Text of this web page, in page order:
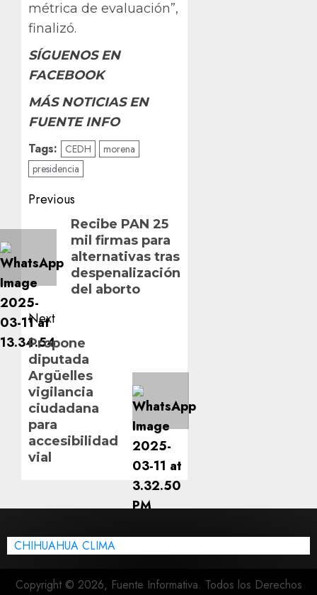
métrica de evaluación”,
finalizó.
SÍGUENOS EN
FACEBOOK
MÁS NOTICIAS EN
FUENTE INFO
Tags: CEDH
morena
presidencia
Post
navigation
Previous
PreviousRecibe PAN 25
mil firmas para
alternativas tras
despenalización
del aborto
Next
Next
post:
Propone
diputada
Argüelles
vigilancia
ciudadana
para
accesibilidad
vial
CHIHUAHUA CLIMA
Copyright © 2026, Fuente Informativa. Todos los Derechos